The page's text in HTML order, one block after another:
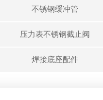
不锈钢缓冲管
压力表不锈钢截止阀
焊接底座配件